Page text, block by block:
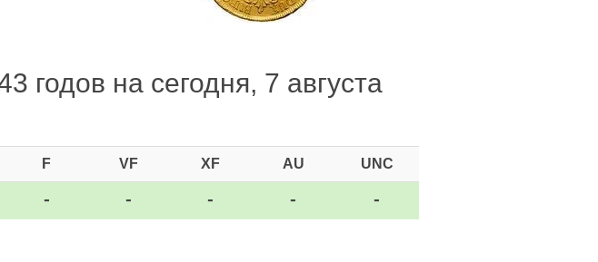
годов на сегодня, 7 августа
F VF XF AU UNC
- - - - -